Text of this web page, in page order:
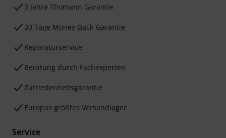
3 Jahre Thomann Garantie
30 Tage Money-Back-Garantie
Reparaturservice
Beratung durch Fachexperten
Zufriedenheitsgarantie
Europas größtes Versandlager
Service